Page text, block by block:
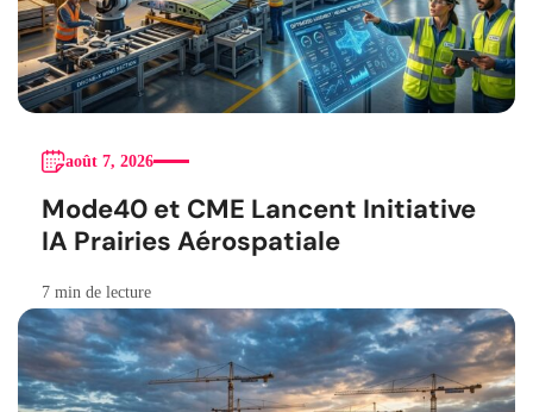
août 7, 2026
Mode40 et CME Lancent Initiative
IA Prairies Aérospatiale
7 min de lecture